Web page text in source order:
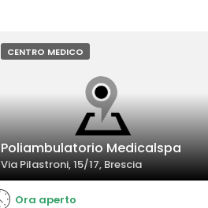
CENTRO MEDICO
Poliambulatorio Medicalspa
Via Pilastroni, 15/17, Brescia
Ora aperto